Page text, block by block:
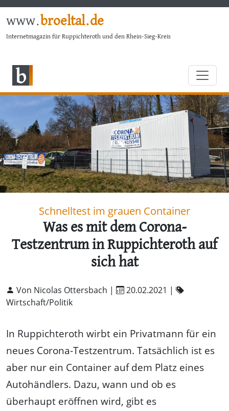
www.broeltal.de
Internetmagazin für Ruppichteroth und den Rhein-Sieg-Kreis
Schnelltest im grauen Container
Was es mit dem Corona-
Testzentrum in Ruppichteroth auf
sich hat
Von Nicolas Ottersbach | 20.02.2021 |
Wirtschaft/Politik
In Ruppichteroth wirbt ein Privatmann für ein
neues Corona-Testzentrum. Tatsächlich ist es
aber nur ein Container auf dem Platz eines
Autohändlers. Dazu, wann und ob es
überhaupt eröffnen wird, gibt es